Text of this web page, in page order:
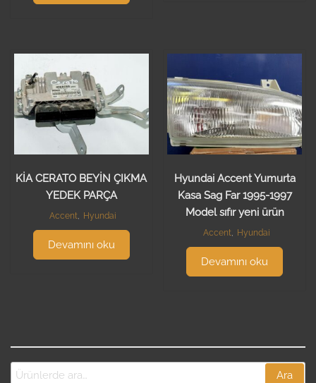
KİA CERATO BEYİN ÇIKMA
YEDEK PARÇA
Accent Hyundai
Devamını oku
Hyundai Accent Yumurta
Kasa Sag Far 1995-1997
Model sıfır yeni ürün
Accent, Hyundai
Devamını oku
Ara